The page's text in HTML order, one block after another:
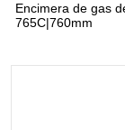
Encimera de gas
765C|760mm